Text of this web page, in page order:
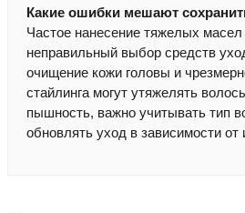
Какие ошибки мешают
Частое нанесение тяжелых масел
неправильный выбор средств
очищение кожи головы и
стайлинга могут утяжелять
пышность, важно учитывать тип
обновлять уход в зависимости от